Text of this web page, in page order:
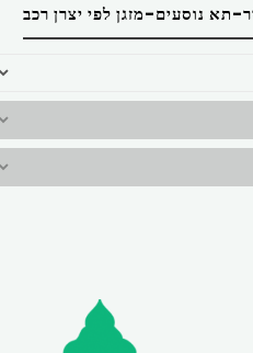
תא נוסעים-מזגן לפי יצרן רכב